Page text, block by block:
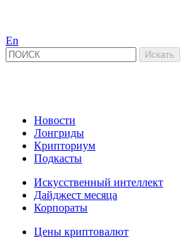
En
Новости
Лонгриды
Крипториум
Подкасты
Искусственный интеллект
Дайджест месяца
Корпораты
Цены криптовалют